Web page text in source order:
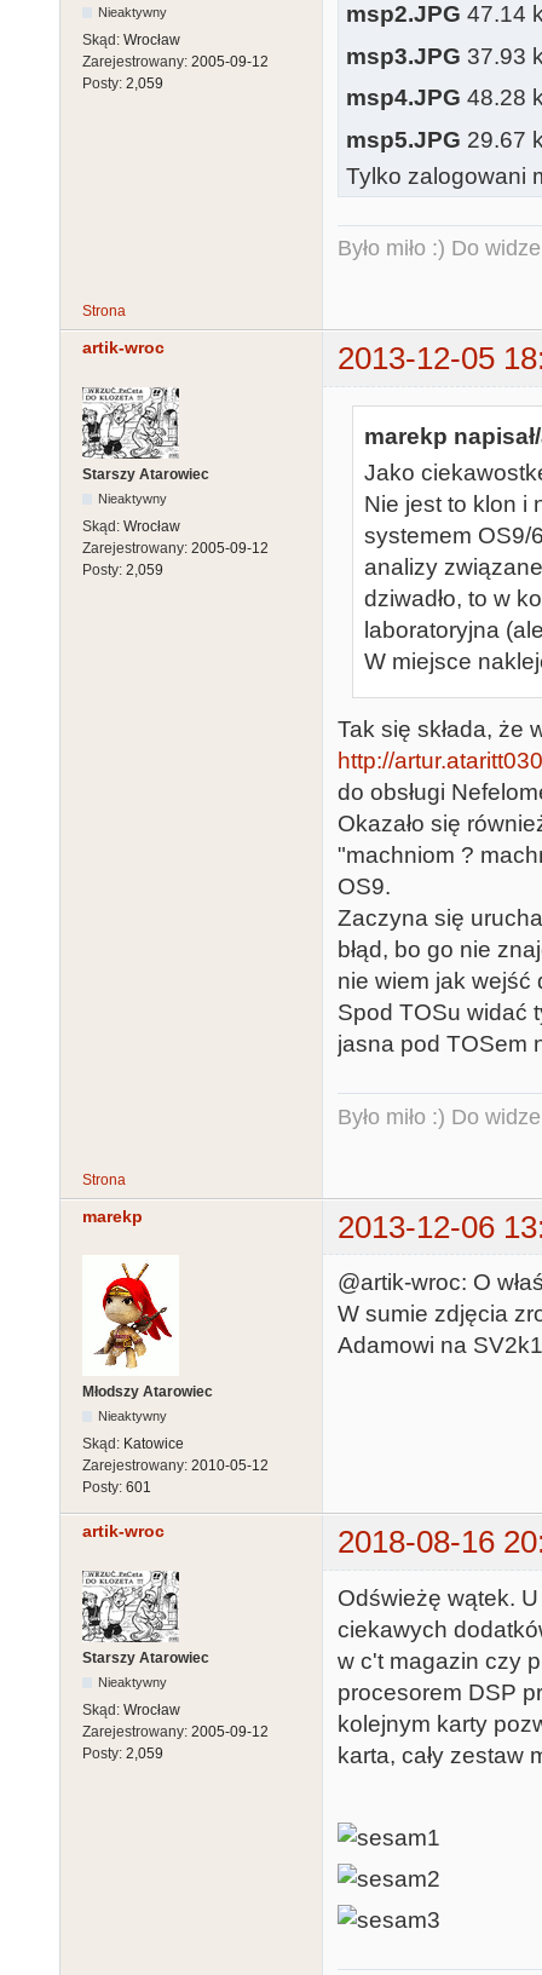
Nieaktywny
Skąd: Wrocław
Zarejestrowany: 2005-09-12
Posty: 2,059
msp2.JPG 47.14
msp3.JPG 37.93
msp4.JPG 48.28
msp5.JPG 29.67
Tylko zalogowani
Było miło :) Do
Strona
artik-wroc 2013-12-05
Starszy Atarowiec
Nieaktywny
Skąd: Wrocław
Zarejestrowany: 2005-09-12
Posty: 2,059
marekp
Jako
Nie jest to klon i
systemem OS9/
analizy
dziwadło, to w
laboratoryjna
W miejsce
Tak się składa, że
http://
do obsługi
Okazało się
"machniom ?
OS9.
Zaczyna się
błąd, bo go nie
nie wiem jak wejść
Spod TOSu widać
jasna pod TOSem
Było miło :) Do
Strona
marekp 2013-12-06
Młodszy Atarowiec
Nieaktywny
Skąd: Katowice
Zarejestrowany: 2010-05-12
Posty: 601
@artik-wroc: O
W sumie zdjęcia
Adamowi na
artik-wroc 2018-08-16
Starszy Atarowiec
Nieaktywny
Skąd: Wrocław
Zarejestrowany: 2005-09-12
Posty: 2,059
Odświeżę wątek.
ciekawych
w c't magazin czy
procesorem DSP
kolejnym karty
karta, cały zestaw